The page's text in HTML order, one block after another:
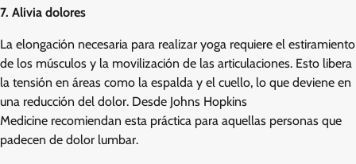
7. Alivia dolores
La elongación necesaria para realizar yoga requiere el estiramiento
de los músculos y la movilización de las articulaciones. Esto libera
la tensión en áreas como la espalda y el cuello, lo que deviene en
una reducción del dolor. Desde Johns Hopkins
Medicine recomiendan esta práctica para aquellas personas que
padecen de dolor lumbar.